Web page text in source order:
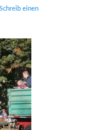
Schreib einen